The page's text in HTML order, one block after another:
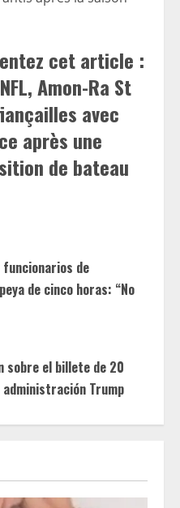
cet article :
Amon-Ra St
avec
après une
de bateau
de
de cinco horas: “No
sobre el billete de 20
Trump